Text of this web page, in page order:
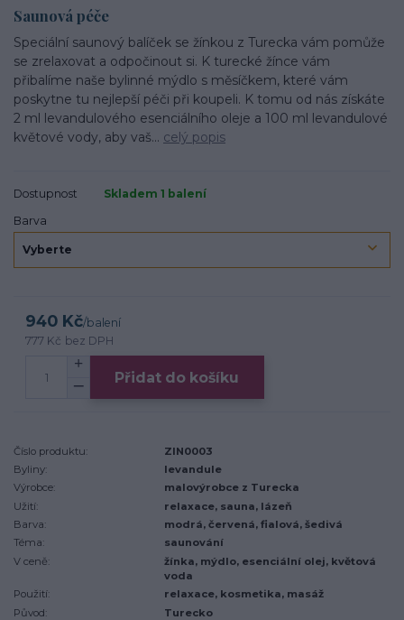
Saunová péče
Speciální saunový balíček se žínkou z Turecka vám pomůže
se zrelaxovat a odpočinout si. K turecké žínce vám
přibalíme naše bylinné mýdlo s měsíčkem, které vám
poskytne tu nejlepší péči při koupeli. K tomu od nás získáte
2 ml levandulového esenciálního oleje a 100 ml levandulové
květové vody, aby vaš... celý popis
Dostupnost
Skladem 1 balení
Barva
940 Kč/balení
777 Kč bez DPH
Přidat do košíku
Číslo produktu:
ZIN0003
Byliny:
levandule
Výrobce:
malovýrobce z Turecka
Užití:
relaxace, sauna, lázeň
Barva:
modrá, červená, fialová, šedivá
Téma:
saunování
V ceně:
žínka, mýdlo, esenciální olej, květová
voda
Použití:
relaxace, kosmetika, masáž
Původ:
Turecko